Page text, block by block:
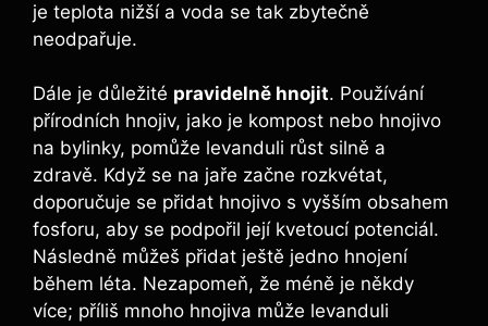
je teplota nižší a voda se tak zbytečně
neodpařuje.
Dále je důležité pravidelně hnojit. Používání
přírodních hnojiv, jako je kompost nebo hnojivo
na bylinky, pomůže levanduli růst silně a
zdravě. Když se na jaře začne rozkvétat,
doporučuje se přidat hnojivo s vyšším obsahem
fosforu, aby se podpořil její kvetoucí potenciál.
Následně můžeš přidat ještě jedno hnojení
během léta. Nezapomeň, že méně je někdy
více; příliš mnoho hnojiva může levanduli